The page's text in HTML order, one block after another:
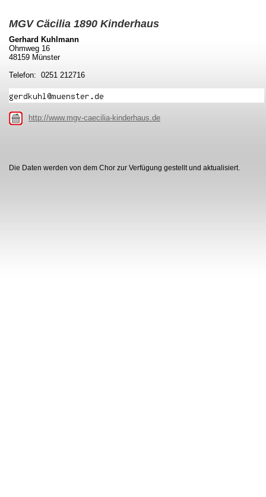
MGV Cäcilia 1890 Kinderhaus
Gerhard Kuhlmann
Ohmweg 16
48159 Münster
Telefon: 0251 212716
http://www.mgv-caecilia-kinderhaus.de
Die Daten werden von dem Chor zur Verfügung gestellt und aktualisiert.